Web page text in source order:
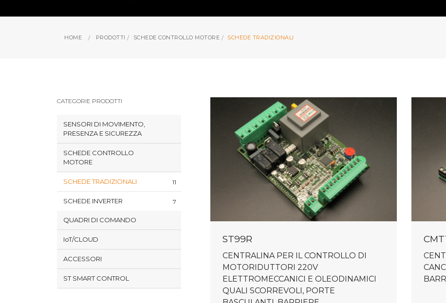
HOME PRODOTTI SCHEDE CONTROLLO MOTORE SCHEDE TRADIZIONALI
CATEGORIE PRODOTTI
SENSORI DI MOVIMENTO,
PRESENZA E SICUREZZA
SCHEDE CONTROLLO
MOTORE
SCHEDE TRADIZIONALI 11
SCHEDE INVERTER 7
QUADRI DI COMANDO
IoT/CLOUD
ACCESSORI
ST SMART CONTROL
ST99R
CENTRALINA PER IL CONTROLLO DI
MOTORIDUTTORI 220V
ELETTROMECCANICI E OLEODINAMICI
QUALI SCORREVOLI, PORTE